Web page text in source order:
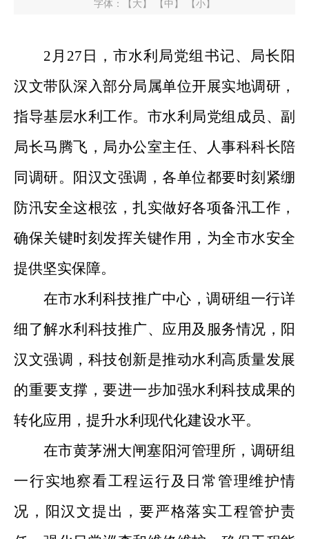
字体：
【大】 【中】 【小】
2月27日，市水利局党组书记、局长阳
汉文带队深入部分局属单位开展实地调研，
指导基层水利工作。 市水利局党组成员、 副
局长马腾飞 ， 局办公室主任、人事科科长陪
同调研。阳汉文强调，各单位都要时刻紧绷
防汛安全这根弦，扎实做好各项备汛工作，
确保关键时刻发挥关键作用，为全市水安全
提供坚实保障。
在市水利科技推广中心 ，调研组一行详
细了解水利科技推广、应用及服务情况， 阳
汉文强调 ，科技创新是推动水利高质量发展
的重要支撑，要进一步加强水利科技成果的
转化应用，提升水利现代化建设水平。
在市黄茅洲大闸塞阳河管理所 ， 调研组
一行实地察看工程运行及日常管理维护情
况， 阳汉文提出，要严格落实工程管护责